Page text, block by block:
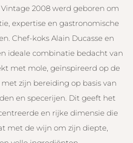
2008 werd geboren om
expertise en gastronomische
Chef-koks Alain Ducasse en
ideale combinatie bedacht van
met mole, geïnspireerd op de
zijn bereiding op basis van
en specerijen. Dit geeft het
en rijke dimensie die
met de wijn om zijn diepte,